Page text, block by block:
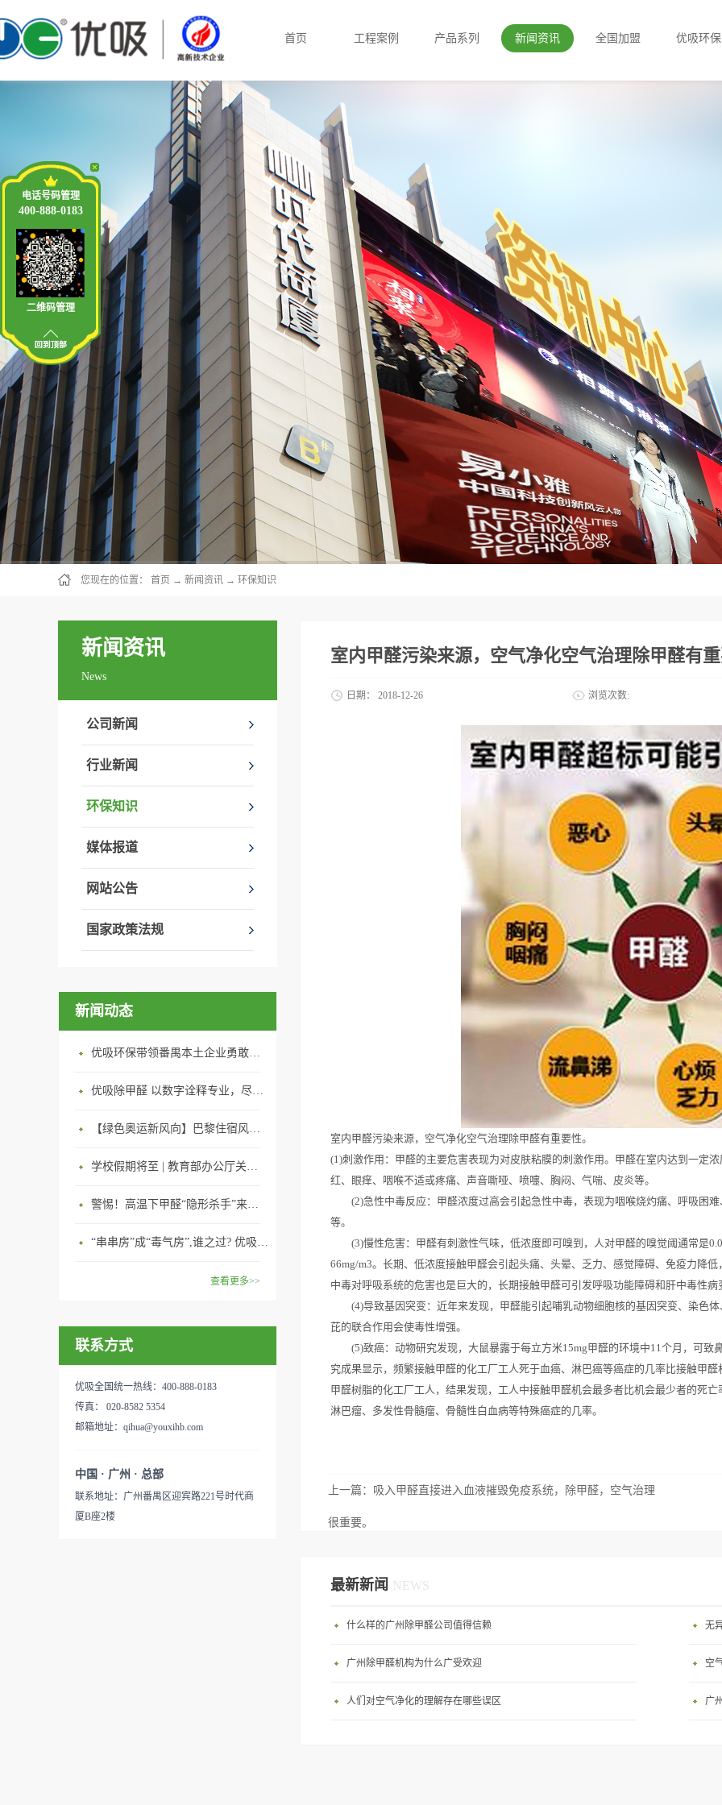
首页 工程案例 产品系列 新闻资讯 全国加盟 优吸环保
您现在的位置： 首页 → 新闻资讯 → 环保知识
新闻资讯
News
公司新闻
行业新闻
环保知识
媒体报道
网站公告
国家政策法规
新闻动态
优吸环保带领番禺本​土企业勇敢破局向“新”
优吸除甲醛 以数字诠释专业，尽显除醛品牌实力！
【绿色奥运新风向】巴黎住宿风波：优吸环保共建健康绿色家居
学校假期将至 | 教育部办公厅关于加强学校新建校舍室内空气质量管理通知
警惕！高温下甲醛“隐形杀手”来袭，你的家安全吗？
“串串房”成“毒气房”,谁之过? 优吸守护呼吸健康11年专注室内空气治理！
查看更多>>
联系方式
优吸全国统一热线：400-888-0183
传真： 020-8582 5354
邮箱地址：qihua@youxihb.com
中国 · 广州 · 总部
联系地址：广州番禺区迎宾路221号时代商
厦B座2楼
室内甲醛污染来源，空气净化空气治理除甲醛有
日期： 2018-12-26 浏览次数:
室内甲醛污染来源，空气净化空气治理除甲醛有重要性。
(1)刺激作用：甲醛的主要危害表现为对皮肤粘膜的刺激作用。甲醛在室内达到一定
红、眼痒、咽喉不适或疼痛、声音嘶哑、喷嚏、胸闷、气喘、皮炎等。
(2)急性中毒反应：甲醛浓度过高会引起急性中毒，表现为咽喉烧灼痛、呼吸困难
等。
(3)慢性危害：甲醛有刺激性气味，低浓度即可嗅到，人对甲醛的嗅觉阈通常是
66mg/m3。长期、低浓度接触甲醛会引起头痛、头晕、乏力、感觉障碍、免疫力降
中毒对呼吸系统的危害也是巨大的，长期接触甲醛可引发呼吸功能障碍和肝中毒性
(4)导致基因突变：近年来发现，甲醛能引起哺乳动物细胞核的基因突变、染色体
芘的联合作用会使毒性增强。
(5)致癌：动物研究发现，大鼠暴露于每立方米15mg甲醛的环境中11个月，可致
究成果显示，频繁接触甲醛的化工厂工人死于血癌、淋巴癌等癌症的几率比接触甲
甲醛树脂的化工厂工人，结果发现，工人中接触甲醛机会最多者比机会最少者的死
淋巴瘤、多发性骨髓瘤、骨髓性白血病等特殊癌症的几率。
上一篇： 吸入甲醛直接进入血液摧毁免疫系统，除甲醛，空气治理
很重要。
最新新闻 NEWS
什么样的广州除甲醛公司值得信赖 无
广州除甲醛机构为什么广受欢迎 空
人们对空气净化的理解存在哪些误区 广
电话号码管理
400-888-0183
二维码管理